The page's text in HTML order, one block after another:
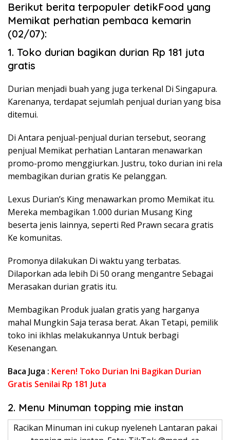
Berikut berita terpopuler detikFood yang
Memikat perhatian pembaca kemarin
(02/07):
1. Toko durian bagikan durian Rp 181 juta
gratis
Durian menjadi buah yang juga terkenal Di Singapura.
Karenanya, terdapat sejumlah penjual durian yang bisa
ditemui.
Di Antara penjual-penjual durian tersebut, seorang
penjual Memikat perhatian Lantaran menawarkan
promo-promo menggiurkan. Justru, toko durian ini rela
membagikan durian gratis Ke pelanggan.
Lexus Durian’s King menawarkan promo Memikat itu.
Mereka membagikan 1.000 durian Musang King
beserta jenis lainnya, seperti Red Prawn secara gratis
Ke komunitas.
Promonya dilakukan Di waktu yang terbatas.
Dilaporkan ada lebih Di 50 orang mengantre Sebagai
Merasakan durian gratis itu.
Membagikan Produk jualan gratis yang harganya
mahal Mungkin Saja terasa berat. Akan Tetapi, pemilik
toko ini ikhlas melakukannya Untuk berbagi
Kesenangan.
Baca Juga : Keren! Toko Durian Ini Bagikan Durian
Gratis Senilai Rp 181 Juta
2. Menu Minuman topping mie instan
Racikan Minuman ini cukup nyeleneh Lantaran pakai